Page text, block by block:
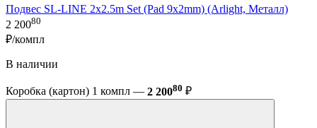
Подвес SL-LINE 2x2.5m Set (Pad 9x2mm) (Arlight, Металл)
2 20080
₽/компл
В наличии
Коробка (картон) 1 компл — 2 20080 ₽